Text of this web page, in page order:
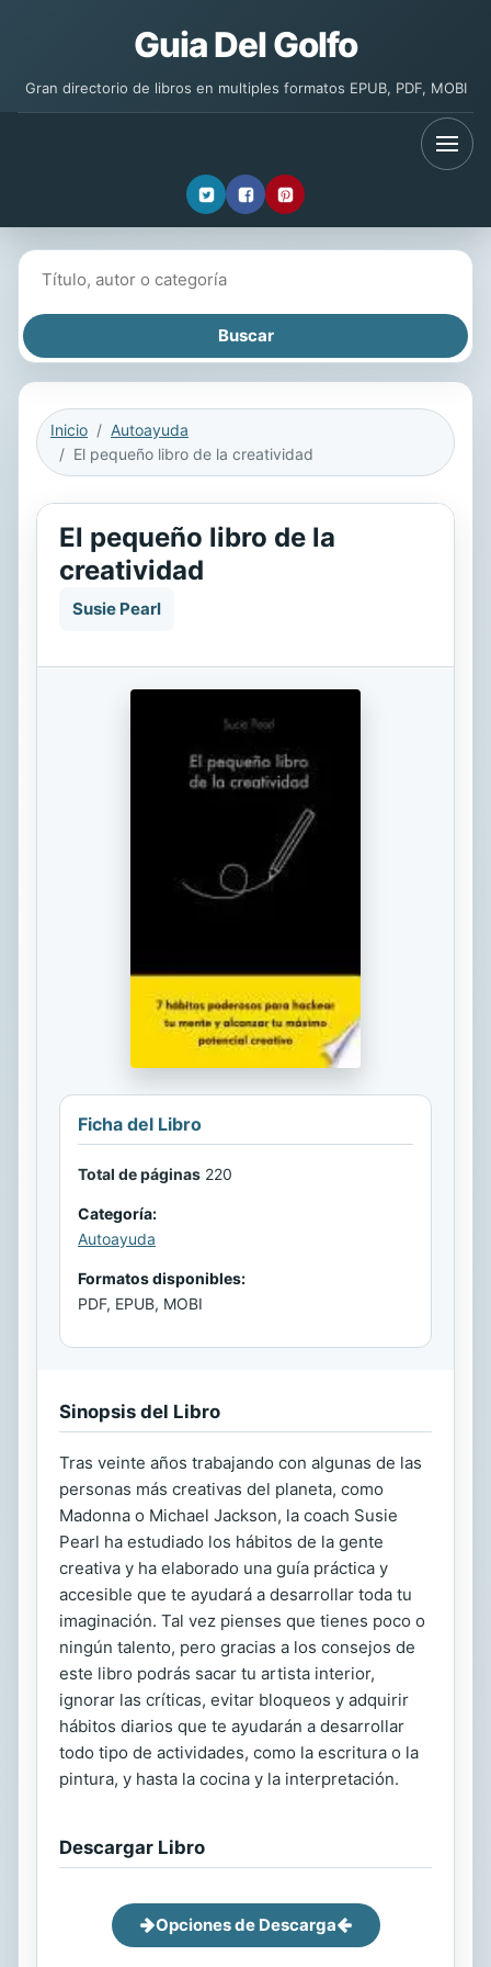
Guia Del Golfo
Gran directorio de libros en multiples formatos EPUB, PDF, MOBI
Inicio
Autoayuda
El pequeño libro de la creatividad
El pequeño libro de la
creatividad
Susie Pearl
Ficha del Libro
Total de páginas 220
Categoría:
Autoayuda
Formatos disponibles:
PDF, EPUB, MOBI
Sinopsis del Libro
Tras veinte años trabajando con algunas de las
personas más creativas del planeta, como
Madonna o Michael Jackson, la coach Susie
Pearl ha estudiado los hábitos de la gente
creativa y ha elaborado una guía práctica y
accesible que te ayudará a desarrollar toda tu
imaginación. Tal vez pienses que tienes poco o
ningún talento, pero gracias a los consejos de
este libro podrás sacar tu artista interior,
ignorar las críticas, evitar bloqueos y adquirir
hábitos diarios que te ayudarán a desarrollar
todo tipo de actividades, como la escritura o la
pintura, y hasta la cocina y la interpretación.
Descargar Libro
Opciones de Descarga